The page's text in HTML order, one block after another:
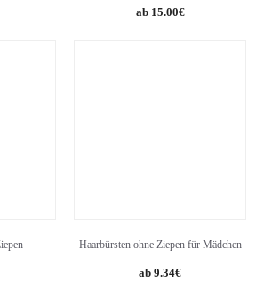
15.00€
Haarbürsten ohne Ziepen für Mädchen
Original
9.34€Current